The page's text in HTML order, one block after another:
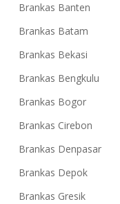
Brankas Banten
Brankas Batam
Brankas Bekasi
Brankas Bengkulu
Brankas Bogor
Brankas Cirebon
Brankas Denpasar
Brankas Depok
Brankas Gresik